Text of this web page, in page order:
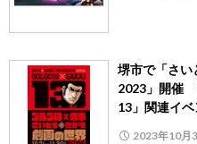
堺市で「さい
2023」開催
13」関連イベ
2023年10月